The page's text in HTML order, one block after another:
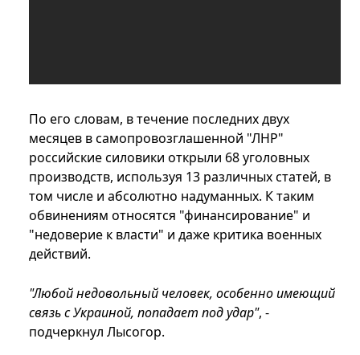
По его словам, в течение последних двух
месяцев в самопровозглашенной "ЛНР"
российские силовики открыли 68 уголовных
производств, используя 13 различных статей, в
том числе и абсолютно надуманных. К таким
обвинениям относятся "финансирование" и
"недоверие к власти" и даже критика военных
действий.
"Любой недовольный человек, особенно имеющий
связь с Украиной, попадает под удар", -
подчеркнул Лысогор.